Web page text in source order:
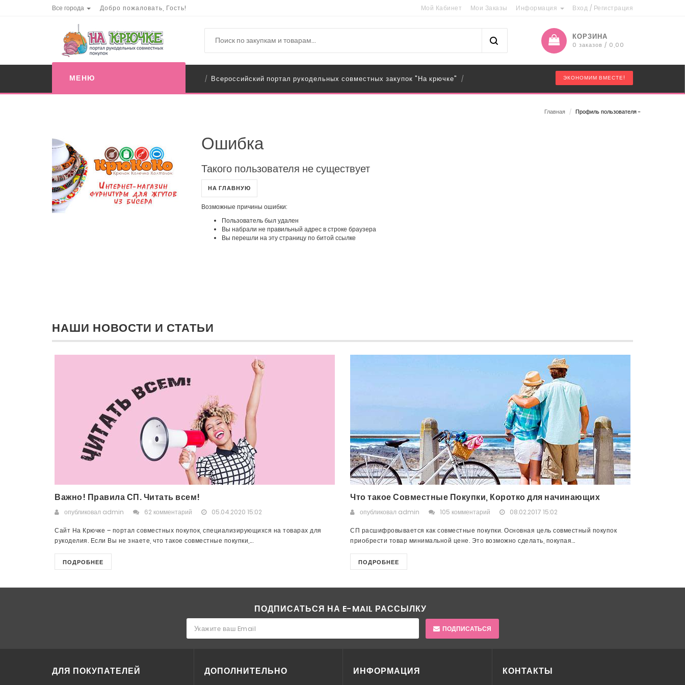
Все города Добро пожаловать, Гость! Мой Кабинет Мои Заказы Информация Вход / Регистрация
КОРЗИНА
0 заказов / 0,00
МЕНЮ / Всероссийский портал рукодельных совместных закупок "На крючке" / ЭКОНОМИМ ВМЕСТЕ!
Главная / Профиль пользователя -
Ошибка
Такого пользователя не существует
НА ГЛАВНУЮ
Возможные причины ошибки:
Пользователь был удален
Вы набрали не правильный адрес в строке браузера
Вы перешли на эту страницу по битой ссылке
НАШИ НОВОСТИ И СТАТЬИ
Важно! Правила СП. Читать всем!
опубликовал admin 62 комментарий 05.04.2020 15:02
Сайт На Крючке – портал совместных покупок, специализирующихся на товарах для
рукоделия. Если Вы не знаете, что такое совместные покупки,...
ПОДРОБНЕЕ
Что такое Совместные Покупки, Коротко для начинающих
опубликовал admin 105 комментарий 08.02.2017 15:02
СП расшифровывается как совместные покупки. Основная цель совместный покупок
приобрести товар минимальной цене. Это возможно сделать, покупая...
ПОДРОБНЕЕ
ПОДПИСАТЬСЯ НА E-MAIL РАССЫЛКУ
ПОДПИСАТЬСЯ
ДЛЯ ПОКУПАТЕЛЕЙ ДОПОЛНИТЕЛЬНО ИНФОРМАЦИЯ КОНТАКТЫ